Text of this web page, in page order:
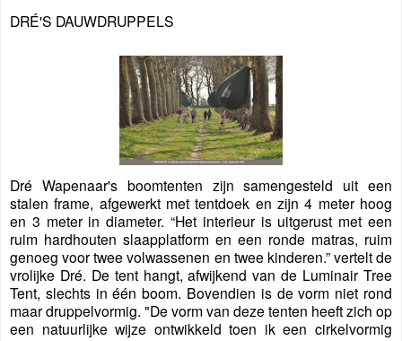
DRÉ'S DAUWDRUPPELS
Dré Wapenaar's boomtenten zijn samengesteld uit een
stalen frame, afgewerkt met tentdoek en zijn 4 meter hoog
en 3 meter in diameter. “Het interieur is uitgerust met een
ruim hardhouten slaapplatform en een ronde matras, ruim
genoeg voor twee volwassenen en twee kinderen.” vertelt de
vrolijke Dré. De tent hangt, afwijkend van de Luminair Tree
Tent, slechts in één boom. Bovendien is de vorm niet rond
maar druppelvormig. "De vorm van deze tenten heeft zich op
een natuurlijke wijze ontwikkeld toen ik een cirkelvormig